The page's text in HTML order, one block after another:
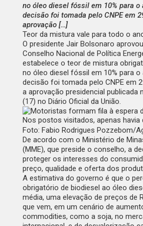
no óleo diesel fóssil em 10% para o
decisão foi tomada pelo CNPE em
aprovação […]
Teor da mistura vale para todo o
O presidente Jair Bolsonaro
Conselho Nacional de Política
estabelece o teor de mistura
no óleo diesel fóssil em 10% para o
decisão foi tomada pelo CNPE em
a aprovação presidencial publicada
(17) no Diário Oficial da União.
Foto: Fabio Rodrigues Pozzebom/
De acordo com o Ministério de
(MME), que preside o conselho, a
proteger os interesses do
preço, qualidade e oferta dos
A estimativa do governo é que o
obrigatório de biodiesel ao óleo
média, uma elevação de preços de
que vem, em um cenário de
commodities, como a soja, no